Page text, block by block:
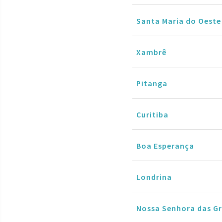
Santa Maria do Oeste
Xambrê
Pitanga
Curitiba
Boa Esperança
Londrina
Nossa Senhora das